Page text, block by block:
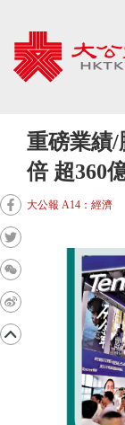
重磅業績/
倍 超360
大公報 A14：經濟